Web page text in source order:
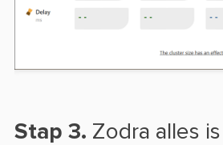
Stap 3. Zodra alles is